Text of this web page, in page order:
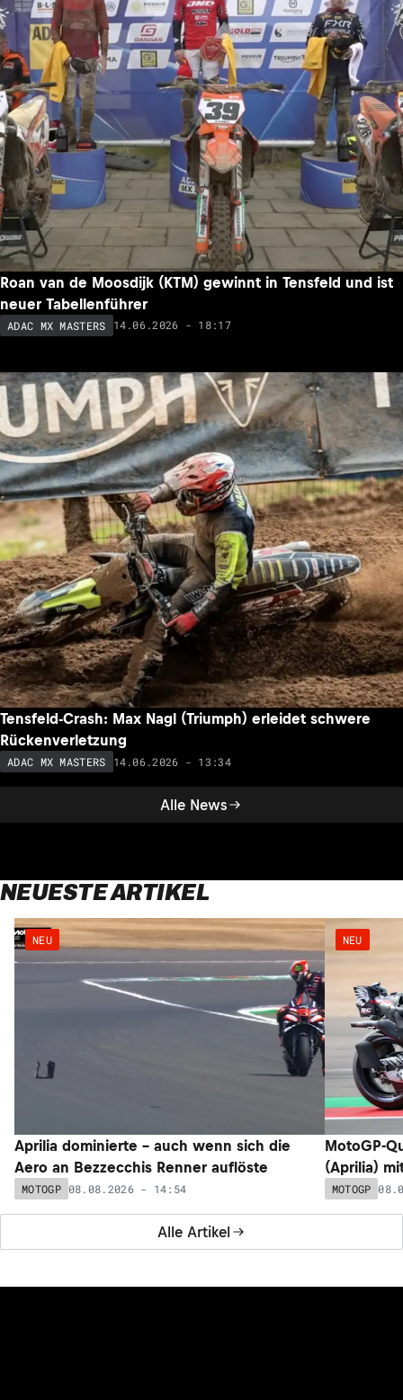
Alle News
Roan van de Moosdijk (KTM) gewinnt in Tensfeld und ist
neuer Tabellenführer
ADAC MX MASTERS 14.06.2026 - 18:17
Tensfeld-Crash: Max Nagl (Triumph) erleidet schwere
Rückenverletzung
ADAC MX MASTERS 14.06.2026 - 13:34
NEUESTE ARTIKEL
Alle Artikel
NEU
Aprilia dominierte – auch wenn sich die
Aero an Bezzecchis Renner auflöste
MOTOGP 08.08.2026 - 14:54
NEU
MotoGP-
(Aprilia)
MOTOGP